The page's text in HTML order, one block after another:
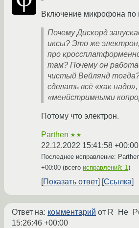
Включение микрофона по
Почему Дискорд
иксы? Это же
про
там? Почему он
чистый Вейлянд
сделать всё «как
«менйстримными
Потому что электрон.
Parthen ★★
22.12.2022 15:41:58 +00:00
Последнее исправление:
+00:00 (всего исправлений: 1)
Показать ответ Ссылка
Ответ на: комментарий от
15:26:46 +00:00